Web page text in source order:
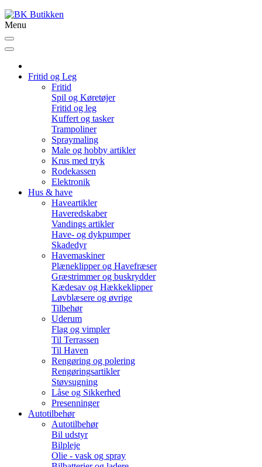
Menu
Fritid og Leg
Fritid
Spil og Køretøjer
Fritid og leg
Kuffert og tasker
Trampoliner
Spraymaling
Male og hobby artikler
Krus med tryk
Rodekassen
Elektronik
Hus & have
Haveartikler
Haveredskaber
Vandings artikler
Have- og dykpumper
Skadedyr
Havemaskiner
Plæneklipper og Havefræser
Græstrimmer og buskrydder
Kædesav og Hækkeklipper
Løvblæsere og øvrige
Tilbehør
Uderum
Flag og vimpler
Til Terrassen
Til Haven
Rengøring og polering
Rengøringsartikler
Støvsugning
Låse og Sikkerhed
Presenninger
Autotilbehør
Autotilbehør
Bil udstyr
Bilpleje
Olie - vask og spray